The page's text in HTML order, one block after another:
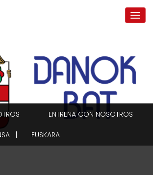
ENTRENA CON NOSOTROS
| EUSKARA